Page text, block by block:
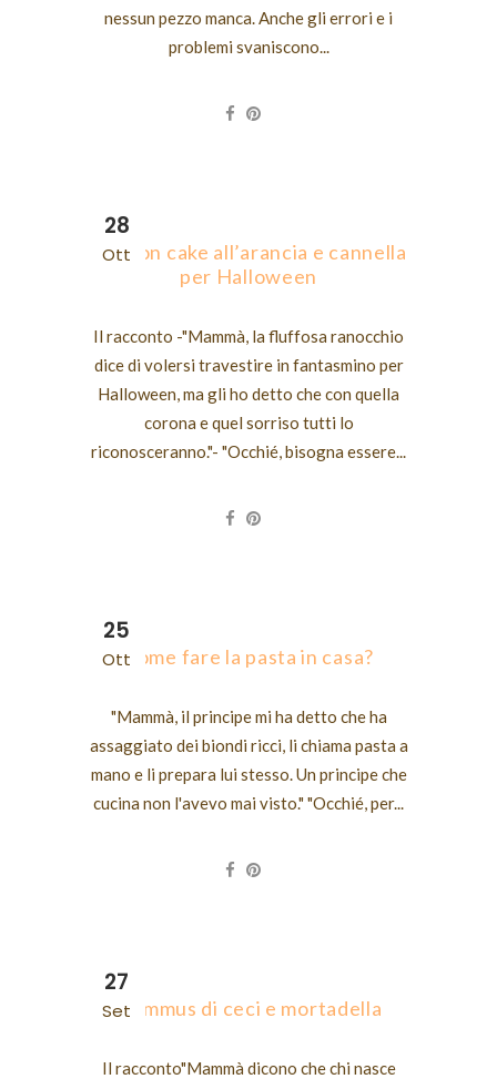
nessun pezzo manca. Anche gli errori e i
problemi svaniscono...
28
Ott
Chiffon cake all’arancia e cannella
per Halloween
Il racconto -"Mammà, la fluffosa ranocchio
dice di volersi travestire in fantasmino per
Halloween, ma gli ho detto che con quella
corona e quel sorriso tutti lo
riconosceranno."- "Occhié, bisogna essere...
25
OttCome fare la pasta in casa?
"Mammà, il principe mi ha detto che ha
assaggiato dei biondi ricci, li chiama pasta a
mano e li prepara lui stesso. Un principe che
cucina non l'avevo mai visto." "Occhié, per...
27
SetHummus di ceci e mortadella
Il racconto"Mammà dicono che chi nasce